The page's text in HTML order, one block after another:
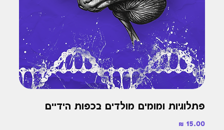
פתלוגיות ומומים מולדים בכפות הידיים
מחיר